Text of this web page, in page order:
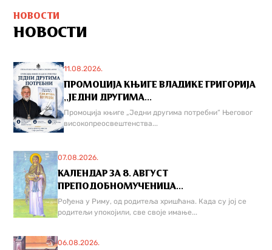
НОВОСТИ
НОВОСТИ
11.08.2026.
ПРОМОЦИЈА КЊИГЕ ВЛАДИКЕ ГРИГОРИЈА
,,ЈЕДНИ ДРУГИМА...
Промоција књиге „Једни другима потребни“ Његовог
високопреосвештенства...
07.08.2026.
КАЛЕНДАР ЗА 8. АВГУСТ
ПРЕПОДОБНОМУЧЕНИЦА...
Рођена у Риму, од родитеља хришћана. Када су јој се
родитељи упокојили, све своје имање...
06.08.2026.